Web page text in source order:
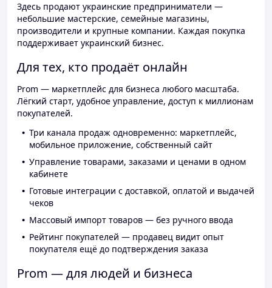
Здесь продают украинские предприниматели —
небольшие мастерские, семейные магазины,
производители и крупные компании. Каждая покупка
поддерживает украинский бизнес.
Для тех, кто продаёт онлайн
Prom — маркетплейс для бизнеса любого масштаба.
Лёгкий старт, удобное управление, доступ к миллионам
покупателей.
Три канала продаж одновременно: маркетплейс,
мобильное приложение, собственный сайт
Управление товарами, заказами и ценами в одном
кабинете
Готовые интеграции с доставкой, оплатой и выдачей
чеков
Массовый импорт товаров — без ручного ввода
Рейтинг покупателей — продавец видит опыт
покупателя ещё до подтверждения заказа
Prom — для людей и бизнеса